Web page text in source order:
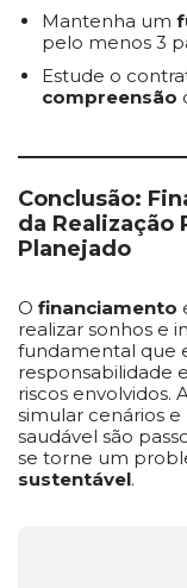
Mantenha um
pelo menos 3
Estude o
compreensão
Conclusão:
da Realização
Planejado
O financiamento
realizar sonhos e
fundamental que
responsabilidade
riscos envolvidos.
simular cenários
saudável são
se torne um
sustentável.